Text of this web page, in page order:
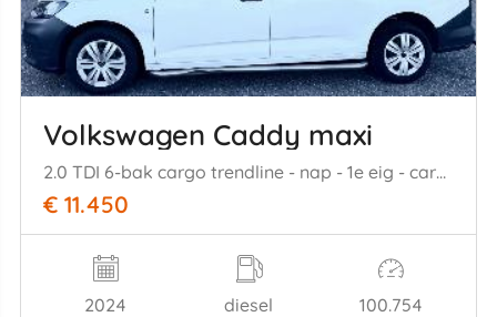
Volkswagen Caddy maxi
2.0 TDI 6-bak cargo trendline - nap - 1e eig - carplay - virtual - front + line assist - clima - cruise - pdc
€ 11.450
2024 diesel 100.754